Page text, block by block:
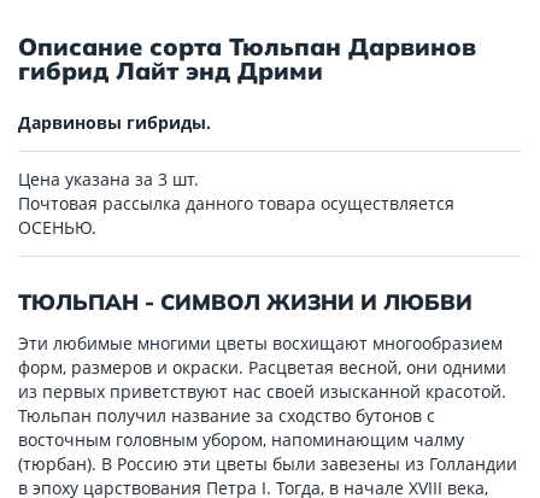
Описание сорта Тюльпан Дарвинов
гибрид Лайт энд Дрими
Дарвиновы гибриды.
Цена указана за 3 шт.
Почтовая рассылка данного товара осуществляется
ОСЕНЬЮ.
ТЮЛЬПАН - СИМВОЛ ЖИЗНИ И ЛЮБВИ
Эти любимые многими цветы восхищают многообразием
форм, размеров и окраски. Расцветая весной, они одними
из первых приветствуют нас своей изысканной красотой.
Тюльпан получил название за сходство бутонов с
восточным головным убором, напоминающим чалму
(тюрбан). В Россию эти цветы были завезены из Голландии
в эпоху царствования Петра I. Тогда, в начале XVIII века,